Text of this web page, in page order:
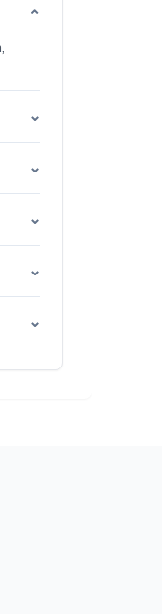
⌄
⌄
⌄
⌄
⌄
⌄